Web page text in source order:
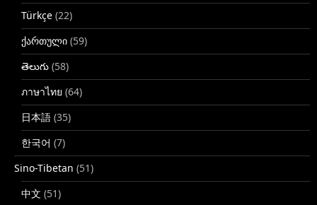
Türkçe (22)
ქართული (59)
తెలుగు (58)
ภาษาไทย (64)
日本語 (35)
한국어 (7)
Sino-Tibetan (51)
中文 (51)